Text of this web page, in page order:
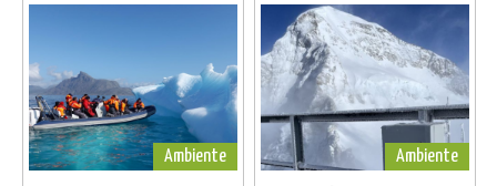
Ambiente Ambiente